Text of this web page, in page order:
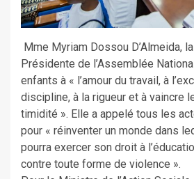
Mme Myriam Dossou D’Almeida,
Présidente de l’Assemblée
enfants à « l’amour du travail, à
discipline, à la rigueur et à vaincre
timidité ». Elle a appelé tous les
pour « réinventer un monde dans
pourra exercer son droit à
contre toute forme de violence ».